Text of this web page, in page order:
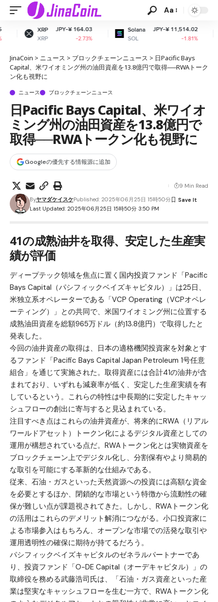
Aa
JPY-¥ 164.03
-2.73%
Solana
SOL
JPY-¥ 11,514.02
-1.81%
Dogecoin
DOGE
JinaCoin > ニュース > ブロックチェーンニュース > 日Pacific Bays
Capital、米ワイオミング州の油田資産を13.8億円で取得──RWAトーク
ン化も視野に
ニュース ブロックチェーンニュース
日Pacific Bays Capital、米ワイオ
ミング州の油田資産を13.8億円で
取得──RWAトークン化も視野に
Googleの優先する情報源に追加
Last Updated: 2025年06月25日 15時50分 3:50 PM
ByヤマダケイスケPublished: 2025年06月25日 15時50分
9 Min Read
41の成熟油井を取得、安定した生産実
績が評価
ディープテック領域を焦点に置く国内投資ファンド「Pacific
Bays Capital（パシフィックベイズキャピタル）」は25日、
米独立系オペレーターである「VCP Operating（VCPオペレ
ーティング）」との共同で、米国ワイオミング州に位置する
成熟油田資産を総額965万ドル（約13.8億円）で取得したと
発表した。
今回の油井資産の取得は、日本の適格機関投資家を対象とす
るファンド「Pacific Bays Capital Japan Petroleum 1号任意
組合」を通じて実施された。取得資産には合計41の油井が含
まれており、いずれも減衰率が低く、安定した生産実績を有
しているという。これらの特性は中長期的に安定したキャッ
シュフローの創出に寄与すると見込まれている。
注目すべき点はこれらの油井資産が、将来的にRWA（リアル
ワールドアセット）トークン化によるデジタル資産としての
運用が構想されている点だ。RWAトークン化とは実物資産を
ブロックチェーン上でデジタル化し、分割保有やより簡易的
な取引を可能にする革新的な仕組みである。
従来、石油・ガスといった天然資源への投資には高額な資金
を必要とするほか、閉鎖的な市場という特徴から流動性の確
保が難しい点が課題視されてきた。しかし、RWAトークン化
の活用はこれらのデメリット解消につながる。小口投資家に
よる市場参入はもちろん、オープンな市場での活発な取引や
運用透明性の確保に期待が持てるだろう。
パシフィックベイズキャピタルのゼネラルパートナーであ
り、投資ファンド「O-DE Capital（オーデキャピタル）」の
取締役を務める武藤浩司氏は、「石油・ガス資産といった産
業は堅実なキャッシュフローを生む一方で、RWAトークン化